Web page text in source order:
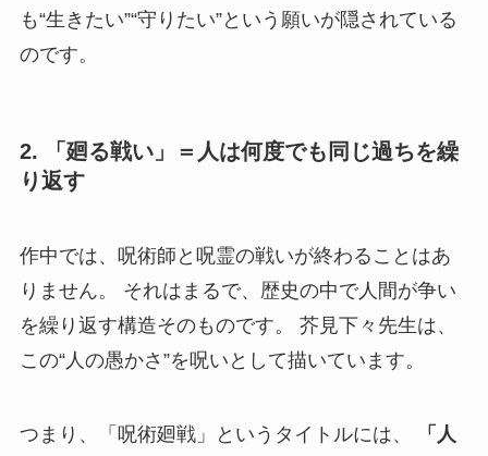
も“生きたい”“守りたい”という願いが隠されている
のです。
2. 「廻る戦い」＝人は何度でも同じ過ちを繰
り返す
作中では、呪術師と呪霊の戦いが終わることはあ
りません。 それはまるで、歴史の中で人間が争い
を繰り返す構造そのものです。 芥見下々先生は、
この“人の愚かさ”を呪いとして描いています。
つまり、「呪術廻戦」というタイトルには、
「人